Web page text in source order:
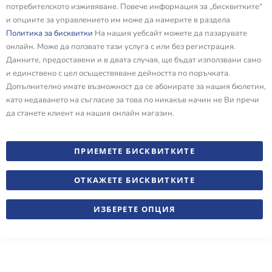
потребителското изживяване. Повече информация за „бисквитките“
и опциите за управлението им може да намерите в раздела
Политика за бисквитки На нашия уебсайт можете да пазарувате
онлайн. Може да ползвате тази услуга с или без регистрация.
Данните, предоставени и в двата случая, ще бъдат използвани само
и единствено с цел осъществяване дейността по поръчката.
Допълнително имате възможност да се абонирате за нашия бюлетин,
като недаването на съгласие за това по никакъв начин не Ви пречи
да станете клиент на нашия онлайн магазин.
ПРИЕМЕТЕ БИСКВИТКИТЕ
ИЗБЕРЕТЕ ОПЦИЯ
ОТКАЖЕТЕ БИСКВИТКИТЕ